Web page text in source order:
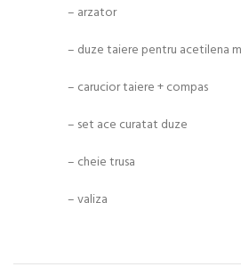
– arzator
– duze taiere pentru acetilena
– carucior taiere + compas
– set ace curatat duze
– cheie trusa
– valiza